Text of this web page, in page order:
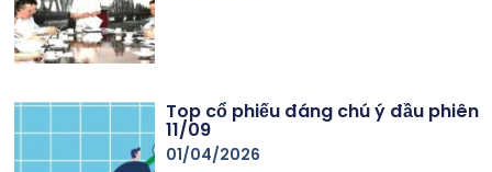
Top cổ phiếu đáng chú ý đầu phiên
11/09
01/04/2026